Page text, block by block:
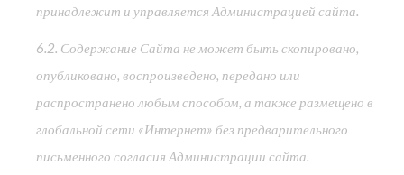
принадлежит и управляется Администрацией сайта.
6.2. Содержание Сайта не может быть скопировано,
опубликовано, воспроизведено, передано или
распространено любым способом, а также размещено в
глобальной сети «Интернет» без предварительного
письменного согласия Администрации сайта.